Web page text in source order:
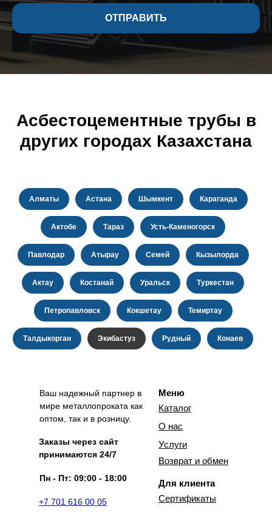
ОТПРАВИТЬ
Асбестоцементные трубы в
других городах Казахстана
Алматы Астана Шымкент Караганда
Актобе Тараз Усть-Каменогорск
Павлодар Атырау Семей Кызылорда
Актау Костанай Уральск Туркестан
Петропавловск Кокшетау Темиртау
Талдыкорган Экибастуз Рудный Конаев
Меню
Ваш надежный партнер в
мире металлопроката как
оптом, так и в розницу.
Каталог
О нас
Услуги
Для клиента
Сертификаты
+7 701 616 00 05
Заказы через сайт
принимаются 24/7
Пн - Пт: 09:00 - 18:00
Возврат и обмен